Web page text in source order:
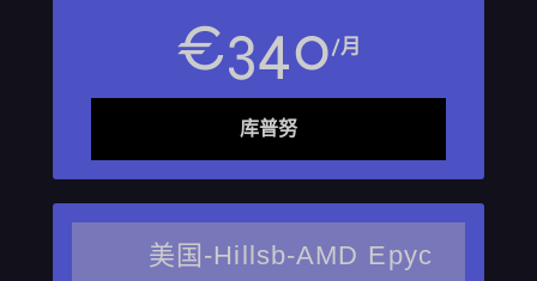
€340/月
库普努
美国-Hillsb-AMD Epyc